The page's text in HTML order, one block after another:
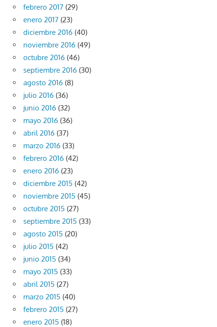
febrero 2017 (29)
enero 2017 (23)
diciembre 2016 (40)
noviembre 2016 (49)
octubre 2016 (46)
septiembre 2016 (30)
agosto 2016 (8)
julio 2016 (36)
junio 2016 (32)
mayo 2016 (36)
abril 2016 (37)
marzo 2016 (33)
febrero 2016 (42)
enero 2016 (23)
diciembre 2015 (42)
noviembre 2015 (45)
octubre 2015 (27)
septiembre 2015 (33)
agosto 2015 (20)
julio 2015 (42)
junio 2015 (34)
mayo 2015 (33)
abril 2015 (27)
marzo 2015 (40)
febrero 2015 (27)
enero 2015 (18)